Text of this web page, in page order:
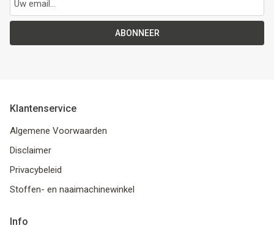
ABONNEER
Klantenservice
Algemene Voorwaarden
Disclaimer
Privacybeleid
Stoffen- en naaimachinewinkel
Info